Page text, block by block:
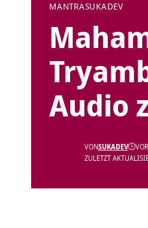
MANTRASUKADEV
Audio
ZULETZT
VONSUKADEV